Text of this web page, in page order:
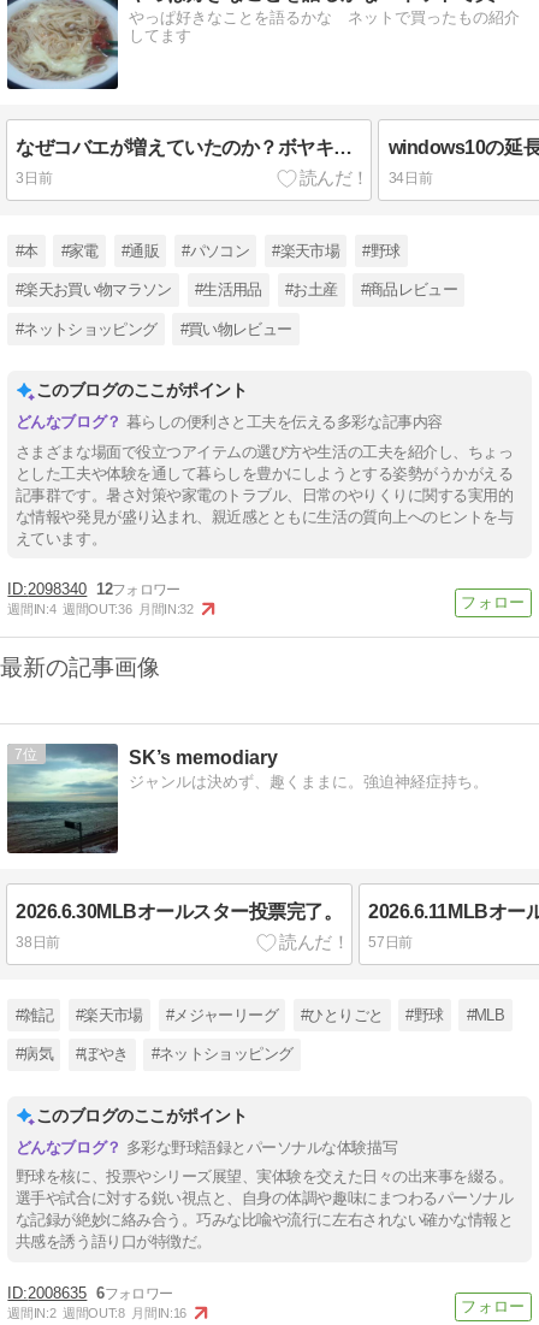
やっぱ好きなことを語るかな ネットで買ったもの紹介
してます
なぜコバエが増えていたのか？ボヤキます。
3日前 34日前
#本 #家電 #通販 #パソコン #楽天市場 #野球
#楽天お買い物マラソン #生活用品 #お土産 #商品レビュー
#ネットショッピング #買い物レビュー
このブログのここがポイント
暮らしの便利さと工夫を伝える多彩な記事内容
さまざまな場面で役立つアイテムの選び方や生活の工夫を紹介し、ちょっ
とした工夫や体験を通して暮らしを豊かにしようとする姿勢がうかがえる
記事群です。暑さ対策や家電のトラブル、日常のやりくりに関する実用的
な情報や発見が盛り込まれ、親近感とともに生活の質向上へのヒントを与
えています。
2098340 12
週間IN:4 週間OUT:36 月間IN:32
最新の記事画像
7 SK’s memodiary
ジャンルは決めず、趣くままに。強迫神経症持ち。
2026.6.30MLBオールスター投票完了。
38日前 57日前
#雑記 #楽天市場 #メジャーリーグ #ひとりごと #野球 #MLB
#病気 #ぼやき #ネットショッピング
このブログのここがポイント
多彩な野球語録とパーソナルな体験描写
野球を核に、投票やシリーズ展望、実体験を交えた日々の出来事を綴る。
選手や試合に対する鋭い視点と、自身の体調や趣味にまつわるパーソナル
な記録が絶妙に絡み合う。巧みな比喩や流行に左右されない確かな情報と
共感を誘う語り口が特徴だ。
2008635 6
週間IN:2 週間OUT:8 月間IN:16